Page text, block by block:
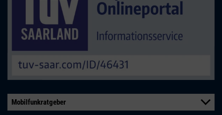
Mobilfunkratgeber